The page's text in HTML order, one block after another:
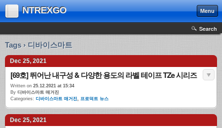
NTREXGO Menu
Search
Tags › 디바이스마트
Dec 25, 2021
[69호] 뛰어난 내구성 & 다양한 용도의 라벨 테이프 TZe 시리즈
Written on 25.12.2021 at 15:34
By 디바이스마트 매거진
Categories: 디바이스마트 매거진, 프로덕트 뉴스
Dec 25, 2021